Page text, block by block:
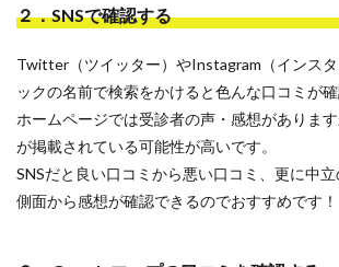
２．SNSで確認する
Twitter（ツイッター）やInstagram（インス
ックの名前で検索をかけると色んな口コミが確
ホームページでは受診者の声・感想がありま
が掲載されている可能性が高いです。
SNSだと良い口コミから悪い口コミ、更に中
側面から感想が確認できるのでおすすめです！